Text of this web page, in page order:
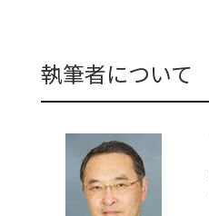
執筆者について